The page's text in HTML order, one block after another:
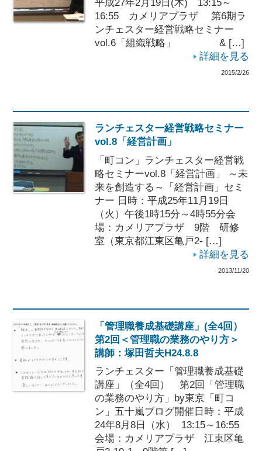
平成27年2月19日(木) 13:15～
16:55 カメリアプラザ 第6期ラ
ンチェスター経営戦略セミナー
vol.6「組織戦略」 & […]
詳細を見る
2015/2/26
ランチェスター経営戦略セミナー
vol.8「経営計画」
「町コン」ランチェスター経営戦
略セミナーvol.8「経営計画」 ～未
来を創造する～「経営計画」セミ
ナー 日時：平成25年11月19日
（火）午後1時15分～4時55分会
場：カメリアプラザ 9階 研修
室（東京都江東区亀戸2- […]
詳細を見る
2013/11/20
「管理職養成基礎講座」(全4回）
第2回＜管理職の業務のやり方＞
講師：塚田哲夫H24.8.8
ランチェスター「管理職養成基礎
講座」（全4回） 第2回「管理職
の業務のやり方」by東京「町コ
ン」五十嵐ブログ開催日時：平成
24年8月8日（水） 13:15～16:55
会場：カメリアプラザ 江東区亀